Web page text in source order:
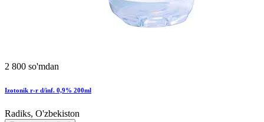
2 800 so'mdan
Izotonik r-r d/inf. 0,9% 200ml
Radiks, O'zbekiston